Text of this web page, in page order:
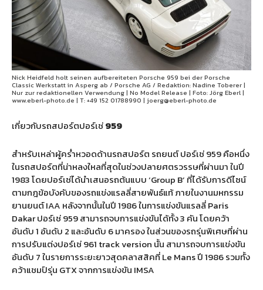
Nick Heidfeld holt seinen aufbereiteten Porsche 959 bei der Porsche
Classic Werkstatt in Asperg ab / Porsche AG / Redaktion: Nadine Toberer |
Nur zur redaktionellen Verwendung | No Model Release | Foto: Jörg Eberl |
www.eberl-photo.de | T: +49 152 01788990 | joerg@eberl-photo.de
เกี่ยวกับรถสปอร์ตปอร์เช่959
สำหรับเหล่าผู้คร่ำหวอดด้านรถสปอร์ต รถยนต์ ปอร์เช่ 959 คือหนึ่ง
ในรถสปอร์ตที่น่าหลงใหลที่สุดในช่วงปลายศตรวรรษที่ผ่านมา ในปี
1983 โดยปอร์เช่ได้นำเสนอรถต้นแบบ ‘Group B’ ที่ได้รับการดีไซน์
ตามกฎข้อบังคับของรถแข่งแรลลี่สายพันธ์แท้ ภายในงานมหกรรม
ยานยนต์ IAA หลังจากนั้นในปี 1986 ในการแข่งขันแรลลี่ Paris
Dakar ปอร์เช่ 959 สามารถจบการแข่งขันได้ทั้ง 3 คัน โดยคว้า
อันดับ 1 อันดับ 2 และอันดับ 6 มาครอง ในส่วนของรถรุ่นพิเศษที่ผ่าน
การปรับแต่งปอร์เช่ 961 track version นั้น สามารถจบการแข่งขัน
อันดับ 7 ในรายการระยะยาวสุดคลาสสิคที่ Le Mans ปี 1986 รวมทั้ง
คว้าแชมป์รุ่น GTX จากการแข่งขัน IMSA